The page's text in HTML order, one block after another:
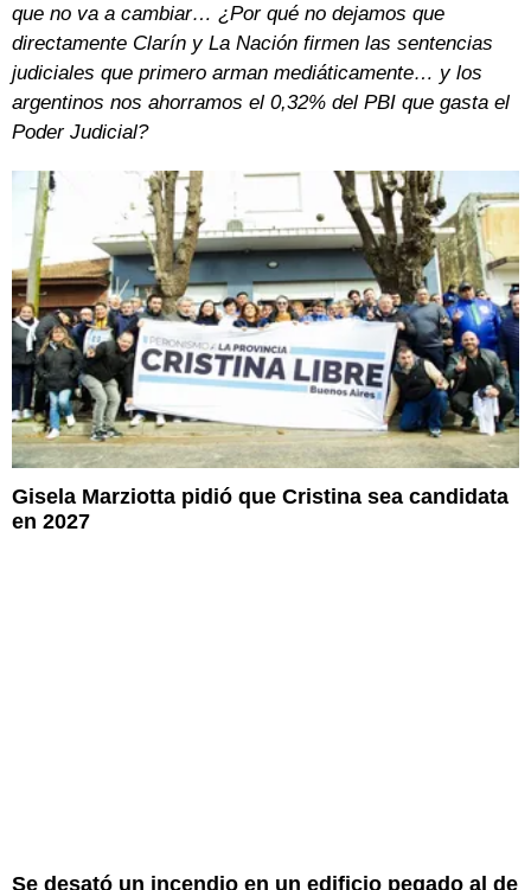
que no va a cambiar… ¿Por qué no dejamos que
directamente Clarín y La Nación firmen las sentencias
judiciales que primero arman mediáticamente… y los
argentinos nos ahorramos el 0,32% del PBI que gasta el
Poder Judicial?
Gisela Marziotta pidió que Cristina sea candidata
en 2027
Se desató un incendio en un edificio pegado al de